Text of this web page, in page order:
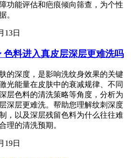
功能评估和疤痕倾向筛查，为个性
。
13日
色料进入真皮层深层更难洗吗
的深度，是影响洗纹身效果的关键
光能量在皮肤中的衰减规律、不同
层色料的清洗策略等角度，分析为
深层更难洗。帮助您理解纹刺深度
，以及深层残留色料为什么往往难
理的清洗预期。
19日